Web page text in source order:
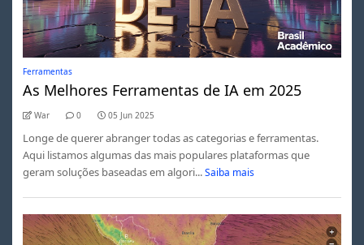
Ferramentas
As Melhores Ferramentas de IA em 2025
War 0 05 Jun 2025
Longe de querer abranger todas as categorias e ferramentas.
Aqui listamos algumas das mais populares plataformas que
geram soluções baseadas em algori... Saiba mais